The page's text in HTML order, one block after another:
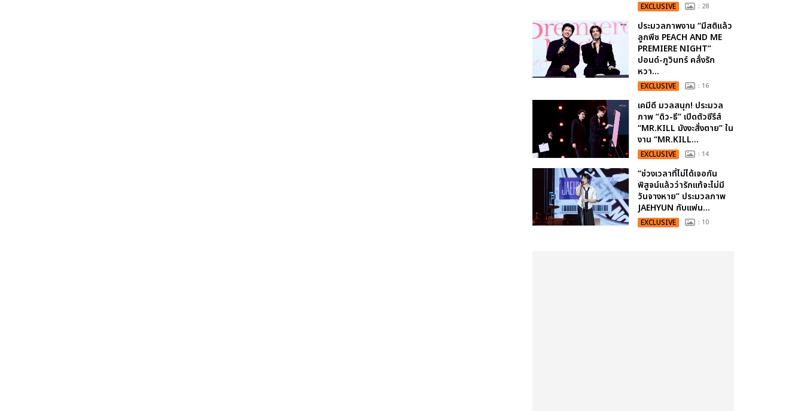
EXCLUSIVE : 28
ประมวลภาพงาน “มีสติแล้ว
ลูกพีช PEACH AND ME
PREMIERE NIGHT”
ปอนด์-ภูวินทร์ คลั่งรัก
หวา...
EXCLUSIVE : 16
เคมีดี มวลสนุก! ประมวล
ภาพ “ดิว-ธี” เปิดตัวซีรีส์
“MR.KILL มังงะสั่งตาย” ใน
งาน “MR.KILL...
EXCLUSIVE : 14
“ช่วงเวลาที่ไม่ได้เจอกัน
พิสูจน์แล้วว่ารักแท้จะไม่มี
วันจางหาย” ประมวลภาพ
JAEHYUN กับแฟน...
EXCLUSIVE : 10